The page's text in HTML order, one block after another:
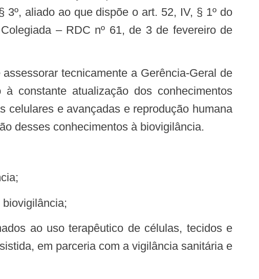
aliado ao que dispõe o art. 52, IV, § 1º do
– RDC nº 61, de 3 de fevereiro de
constante atualização dos conhecimentos
celulares e avançadas e reprodução humana
desses conhecimentos à biovigilância.
biovigilância;
em parceria com a vigilância sanitária e